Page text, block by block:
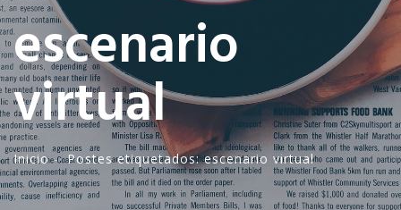
escenario
virtual
Inicio -· Postes etiquetados: escenario virtual